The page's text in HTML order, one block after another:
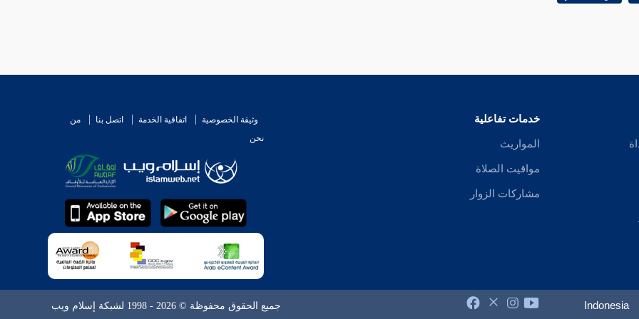
خدمات تفاعلية
المواريث
مواقيت الصلاة
مشاركات الزوار
وثيقة الخصوصية اتفاقية الخدمة اتصل بنا
من
نحن
Indonesia جميع الحقوق محفوظة © 2026 - 1998 لشبكة إسلام ويب